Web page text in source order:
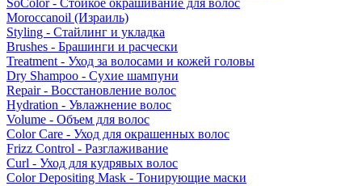
SoColor - Стойкое окрашивание для волос
Moroccanoil (Израиль)
Styling - Стайлинг и укладка
Brushes - Брашинги и расчески
Treatment - Уход за волосами и кожей головы
Dry Shampoo - Сухие шампуни
Repair - Восстановление волос
Hydration - Увлажнение волос
Volume - Объем для волос
Color Care - Уход для окрашенных волос
Frizz Control - Разглаживание
Curl - Уход для кудрявых волос
Color Depositing Mask - Тонирующие маски